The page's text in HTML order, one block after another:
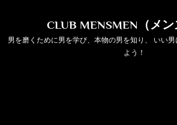
content
CLUB MENSMEN（メン
男を磨くために男を学び、本物の男を知り、 いい
よう！